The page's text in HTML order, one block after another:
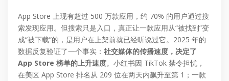
App Store 上现有超过 500 万款应用，约 70% 的用户通过搜
索发现应用。但搜索只是入口，真正让一款应用从“被找到”变
成“被下载”的，是用户在上架前就已经听说过它。2025 年的
数据反复验证了一个事实： 社交媒体的传播速度，决定了
App Store 榜单的上升速度。小红书因 TikTok 禁令担忧，
在美区 App Store 排名从 209 位在两天内飙升至第 1；一款